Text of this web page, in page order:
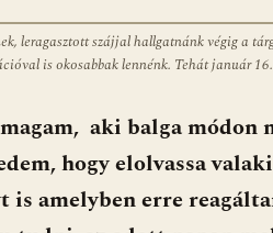
leragasztott szájjal hallgatnánk végig a
is okosabbak lennénk. Tehát január
aki balga
hogy elolvassa
is amelyben erre